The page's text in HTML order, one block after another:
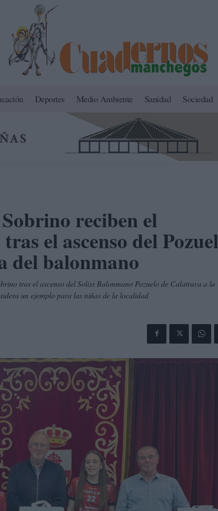
Deportes Medio Ambiente Sanidad Sociedad
reciben el
el ascenso del
del balonmano
tras el ascenso del Soliss Balonmano Pozuelo de Calatrava a la
un ejemplo para las niñas de la localidad